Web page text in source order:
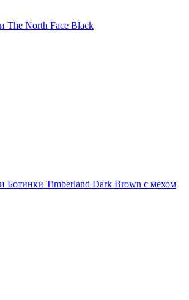
The North Face Black
Ботинки Timberland Dark Brown с мехом